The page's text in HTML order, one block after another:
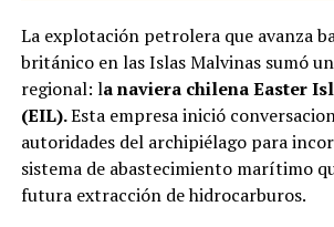
La explotación petrolera que avanza
británico en las Islas Malvinas sumó
regional: la naviera chilena Easter
(EIL).Esta empresa inició
autoridades del archipiélago para
sistema de abastecimiento marítimo
futura extracción de hidrocarburos.